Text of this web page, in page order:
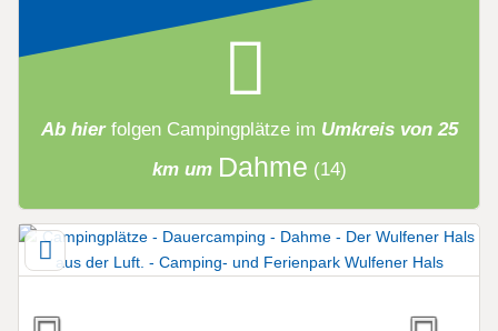
Ab hier folgen Campingplätzeim Umkreis von 25
km um Dahme (14)